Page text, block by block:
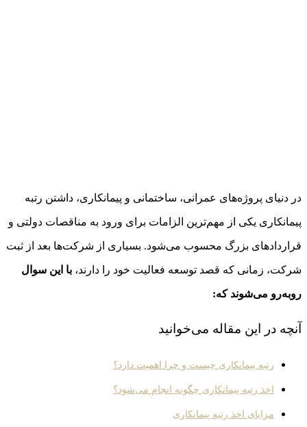
در دنیای پروژه‌های عمرانی، ساختمانی و پیمانکاری، داشتن رتبه
پیمانکاری یکی از مهم‌ترین الزامات برای ورود به مناقصات دولتی و
قراردادهای بزرگ محسوب می‌شود. بسیاری از شرکت‌ها بعد از ثبت
شرکت، زمانی که قصد توسعه فعالیت خود را دارند، با این سوال
روبه‌رو می‌شوند که:
آنچه در این مقاله می‌خوانید
رتبه پیمانکاری چیست و چرا اهمیت دارد؟
اخذ رتبه پیمانکاری چگونه انجام می‌شود؟
مزایای اخذ رتبه پیمانکاری